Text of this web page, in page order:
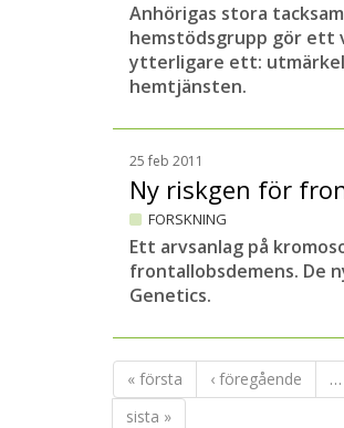
Anhörigas stora
hemstödsgrupp gör ett
ytterligare ett:
hemtjänsten.
25 feb 2011
Ny riskgen för
FORSKNING
Ett arvsanlag på
frontallobsdemens. De
Genetics.
« första ‹ föregående …
sista »